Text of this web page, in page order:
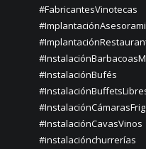
#FabricantesVinotecas
#InstalaciónBufés
#InstalaciónCavasVinos
#instalaciónchurrerías